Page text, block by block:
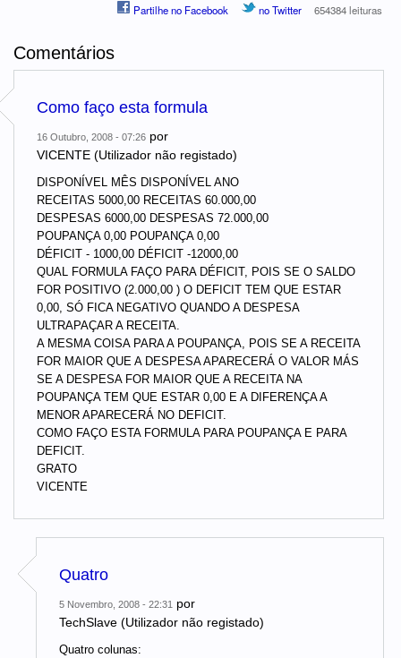
Partilhe no Facebook no Twitter 654384 leituras
Comentários
Como faço esta formula
16 Outubro, 2008 - 07:26 por
VICENTE (Utilizador não registado)
DISPONÍVEL MÊS DISPONÍVEL ANO
RECEITAS 5000,00 RECEITAS 60.000,00
DESPESAS 6000,00 DESPESAS 72.000,00
POUPANÇA 0,00 POUPANÇA 0,00
DÉFICIT - 1000,00 DÉFICIT -12000,00
QUAL FORMULA FAÇO PARA DÉFICIT, POIS SE O SALDO
FOR POSITIVO (2.000,00 ) O DEFICIT TEM QUE ESTAR
0,00, SÓ FICA NEGATIVO QUANDO A DESPESA
ULTRAPAÇAR A RECEITA.
A MESMA COISA PARA A POUPANÇA, POIS SE A RECEITA
FOR MAIOR QUE A DESPESA APARECERÁ O VALOR MÁS
SE A DESPESA FOR MAIOR QUE A RECEITA NA
POUPANÇA TEM QUE ESTAR 0,00 E A DIFERENÇA A
MENOR APARECERÁ NO DEFICIT.
COMO FAÇO ESTA FORMULA PARA POUPANÇA E PARA
DEFICIT.
GRATO
VICENTE
Quatro
5 Novembro, 2008 - 22:31 por
TechSlave (Utilizador não registado)
Quatro colunas: